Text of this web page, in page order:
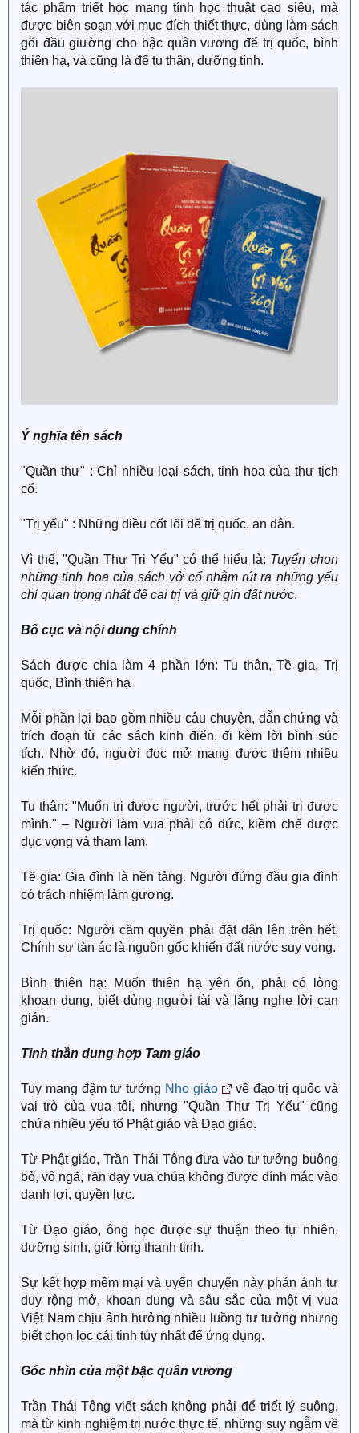
tác phẩm triết học mang tính học thuật cao siêu, mà
được biên soạn với mục đích thiết thực, dùng làm sách
gối đầu giường cho bậc quân vương để trị quốc, bình
thiên hạ, và cũng là để tu thân, dưỡng tính.
Ý nghĩa tên sách
"Quần thư" : Chỉ nhiều loại sách, tinh hoa của thư tịch
cổ.
"Trị yếu" : Những điều cốt lõi để trị quốc, an dân.
Vì thế, "Quần Thư Trị Yếu" có thể hiểu là: Tuyển chọn
những tinh hoa của sách vở cổ nhằm rút ra những yếu
chỉ quan trọng nhất để cai trị và giữ gìn đất nước.
Bố cục và nội dung chính
Sách được chia làm 4 phần lớn: Tu thân, Tề gia, Trị
quốc, Bình thiên hạ
Mỗi phần lại bao gồm nhiều câu chuyện, dẫn chứng và
trích đoạn từ các sách kinh điển, đi kèm lời bình súc
tích. Nhờ đó, người đọc mở mang được thêm nhiều
kiến thức.
Tu thân: "Muốn trị được người, trước hết phải trị được
mình." – Người làm vua phải có đức, kiềm chế được
dục vọng và tham lam.
Tề gia: Gia đình là nền tảng. Người đứng đầu gia đình
có trách nhiệm làm gương.
Trị quốc: Người cầm quyền phải đặt dân lên trên hết.
Chính sự tàn ác là nguồn gốc khiến đất nước suy vong.
Bình thiên hạ: Muốn thiên hạ yên ổn, phải có lòng
khoan dung, biết dùng người tài và lắng nghe lời can
gián.
Tinh thần dung hợp Tam giáo
Tuy mang đậm tư tưởng Nho giáo
về đạo trị quốc và
vai trò của vua tôi, nhưng "Quần Thư Trị Yếu" cũng
chứa nhiều yếu tố Phật giáo và Đạo giáo.
Từ Phật giáo, Trần Thái Tông đưa vào tư tưởng buông
bỏ, vô ngã, răn dạy vua chúa không được dính mắc vào
danh lợi, quyền lực.
Từ Đạo giáo, ông học được sự thuận theo tự nhiên,
dưỡng sinh, giữ lòng thanh tịnh.
Sự kết hợp mềm mại và uyển chuyển này phản ánh tư
duy rộng mở, khoan dung và sâu sắc của một vị vua
Việt Nam chịu ảnh hưởng nhiều luồng tư tưởng nhưng
biết chọn lọc cái tinh túy nhất để ứng dụng.
Góc nhìn của một bậc quân vương
Trần Thái Tông viết sách không phải để triết lý suông,
mà từ kinh nghiệm trị nước thực tế, những suy ngẫm về